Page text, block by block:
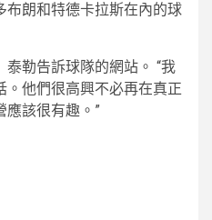
布朗和特德卡拉斯在內的球
泰勒告訴球隊的網站。 “我
他們很高興不必再在真正
應該很有趣。”